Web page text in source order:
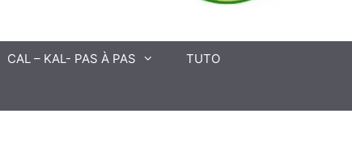
CAL – KAL- PAS À PAS TUTO